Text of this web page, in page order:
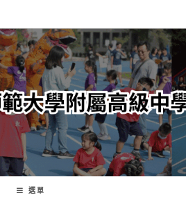
選單